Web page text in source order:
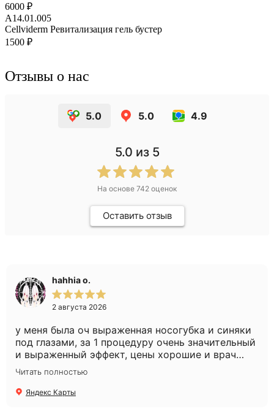
6000 ₽
A14.01.005
Cellviderm Ревитализация гель бустер
1500 ₽
Отзывы о нас
5.0 5.0 4.9
5.0 из 5
На основе 742 оценок
Оставить отзыв
hahhia o.
2 августа 2026
у меня была оч выраженная носогубка и синяки
под глазами, за 1 процедуру очень значительный
и выраженный эффект, цены хорошие и врач
очень слэйный, советы очень хорошие дает,
Читать полностью
Яндекс Карты